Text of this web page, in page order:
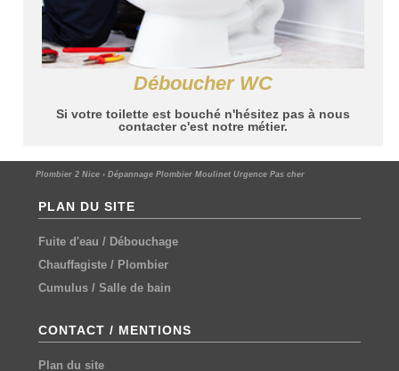
Déboucher WC
Si votre toilette est bouché n'hésitez pas à nous
contacter c'est notre métier.
Plombier 2 Nice › Dépannage Plombier Moulinet Urgence Pas cher
PLAN DU SITE
Fuite d'eau / Débouchage
Chauffagiste/ Plombier
Cumulus/ Salle de bain
CONTACT / MENTIONS
Plan du site